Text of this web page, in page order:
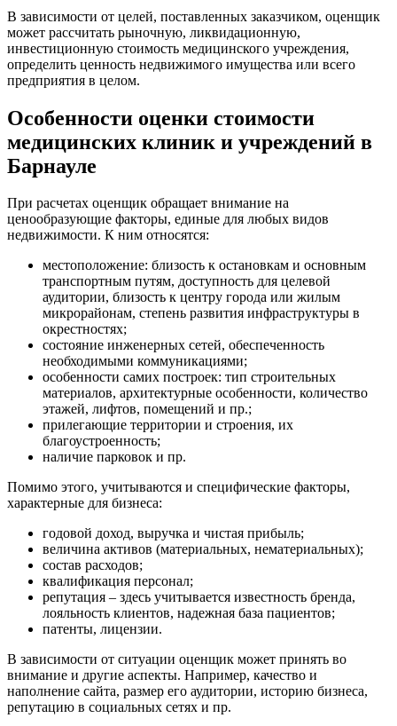
В зависимости от целей, поставленных заказчиком, оценщик
может рассчитать рыночную, ликвидационную,
инвестиционную стоимость медицинского учреждения,
определить ценность недвижимого имущества или всего
предприятия в целом.
Особенности оценки стоимости
медицинских клиник и учреждений в
Барнауле
При расчетах оценщик обращает внимание на
ценообразующие факторы, единые для любых видов
недвижимости. К ним относятся:
местоположение: близость к остановкам и основным
транспортным путям, доступность для целевой
аудитории, близость к центру города или жилым
микрорайонам, степень развития инфраструктуры в
окрестностях;
состояние инженерных сетей, обеспеченность
необходимыми коммуникациями;
особенности самих построек: тип строительных
материалов, архитектурные особенности, количество
этажей, лифтов, помещений и пр.;
прилегающие территории и строения, их
благоустроенность;
наличие парковок и пр.
Помимо этого, учитываются и специфические факторы,
характерные для бизнеса:
годовой доход, выручка и чистая прибыль;
величина активов (материальных, нематериальных);
состав расходов;
квалификация персонал;
репутация – здесь учитывается известность бренда,
лояльность клиентов, надежная база пациентов;
патенты, лицензии.
В зависимости от ситуации оценщик может принять во
внимание и другие аспекты. Например, качество и
наполнение сайта, размер его аудитории, историю бизнеса,
репутацию в социальных сетях и пр.
Верещагино
Верхний Уфалей
Верхняя Пышма
Верхняя Салда
Владивосток
Владикавказ
Владимир
Волгодонск
Волжск
Волжский
Вологда
Волоколамск
Волосово
Вольск
Воркута
Воскресенск
Воткинск
Всеволожск
Выкса
Вязники
Вязьма
Вятские Поляны
Геленджик
Георгиевск
Глазов
Горно-Алтайск
Городец
Горячий Ключ